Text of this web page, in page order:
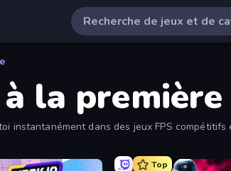
la
instantanément dans des jeux FPS
Top